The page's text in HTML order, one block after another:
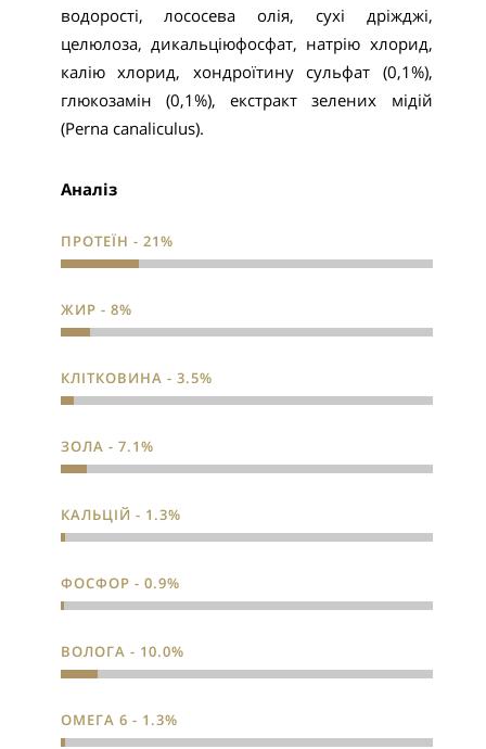
водорості, лососева олія, сухі дріжджі,
целюлоза, дикальціюфосфат, натрію хлорид,
калію хлорид, хондроїтину сульфат (0,1%),
глюкозамін (0,1%), екстракт зелених мідій
(Perna canaliculus).
Аналіз
ПРОТЕЇН - 21%
ЖИР - 8%
КЛІТКОВИНА - 3.5%
ЗОЛА - 7.1%
КАЛЬЦІЙ - 1.3%
ФОСФОР - 0.9%
ВОЛОГА - 10.0%
ОМЕГА 6 - 1.3%